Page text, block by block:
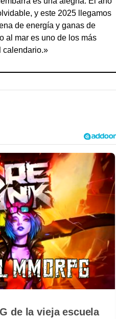
y este 2025 llegamos
de energía y ganas de
al mar es uno de los más
calendario.»
de la vieja escuela